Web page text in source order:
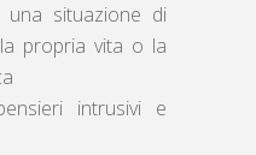
una situazione di
propria vita o la
intrusivi e